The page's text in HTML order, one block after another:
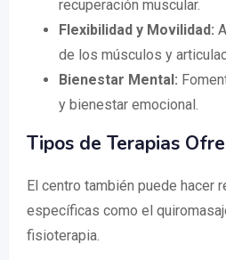
recuperación muscular.
Flexibilidad y Movilidad:
de los músculos y
Bienestar Mental:
y bienestar emocional.
Tipos de Terapias
El centro también puede hacer
específicas como el
fisioterapia.